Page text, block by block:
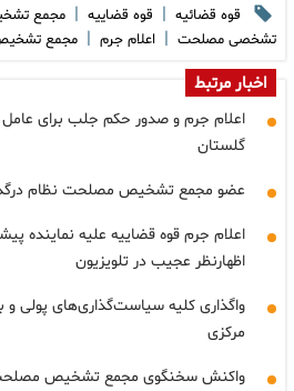
قوه قضائیه | قوه قضاییه | مجمع
تشخصی مصلحت | اعلام جرم | مجمع
اخبار مرتبط
اعلام جرم و صدور حکم جلب برای عامل
گلستان
عضو مجمع تشخیص مصلحت نظام
اعلام جرم قوه قضاییه علیه
اظهارنظر عجیب در تلویزیون
واگذاری کلیه سیاست‌گذاری‌های پولی و
مرکزی
واکنش سخنگوی مجمع تشخیص مصلحت